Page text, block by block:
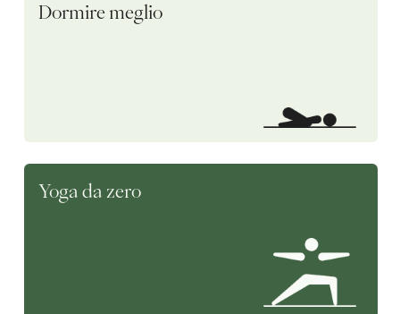
Dormire meglio
Yoga da zero